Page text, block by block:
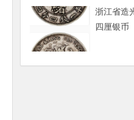
浙江省造
四厘银币